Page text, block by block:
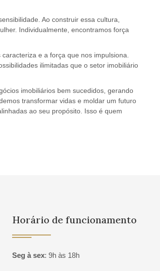
Ao construir essa cultura,
Individualmente, encontramos força
e a força que nos impulsiona.
ilimitadas que o setor imobiliário
imobiliários bem sucedidos, gerando
transformar vidas e moldar um futuro
ao seu propósito. Isso é quem
Horário de funcionamento
Seg à sex: 9h às 18h